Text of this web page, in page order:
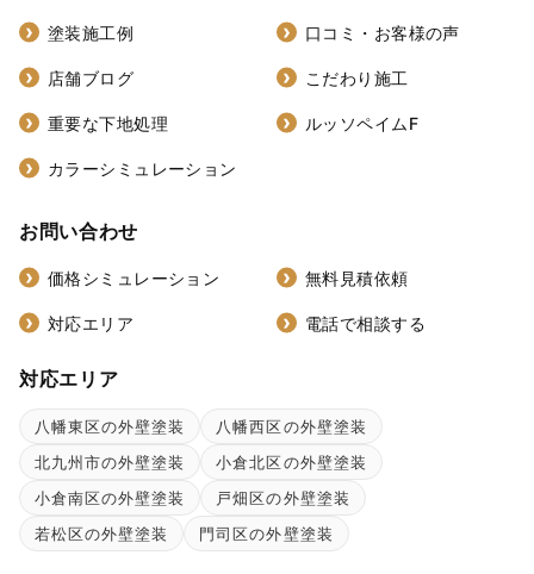
塗装施工例 口コミ・お客様の声
店舗ブログ こだわり施工
重要な下地処理 ルッソペイムF
カラーシミュレーション
お問い合わせ
価格シミュレーション 無料見積依頼
対応エリア 電話で相談する
対応エリア
八幡東区の外壁塗装
八幡西区の外壁塗装
北九州市の外壁塗装
小倉北区の外壁塗装
小倉南区の外壁塗装
戸畑区の外壁塗装
若松区の外壁塗装
門司区の外壁塗装